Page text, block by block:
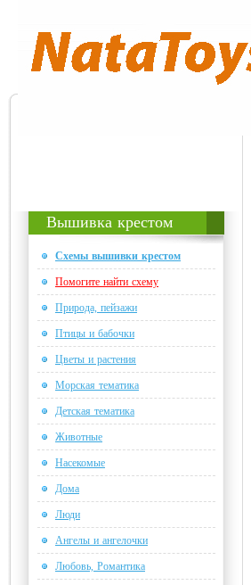
Вышивка крестом
Схемы вышивки крестом
Помогите найти схему
Природа, пейзажи
Птицы и бабочки
Цветы и растения
Морская тематика
Детская тематика
Животные
Насекомые
Дома
Люди
Ангелы и ангелочки
Любовь, Романтика